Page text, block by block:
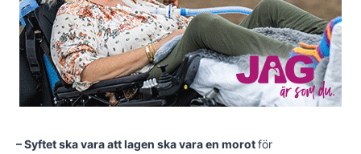
– Syftet ska vara att lagen ska vara en morotför